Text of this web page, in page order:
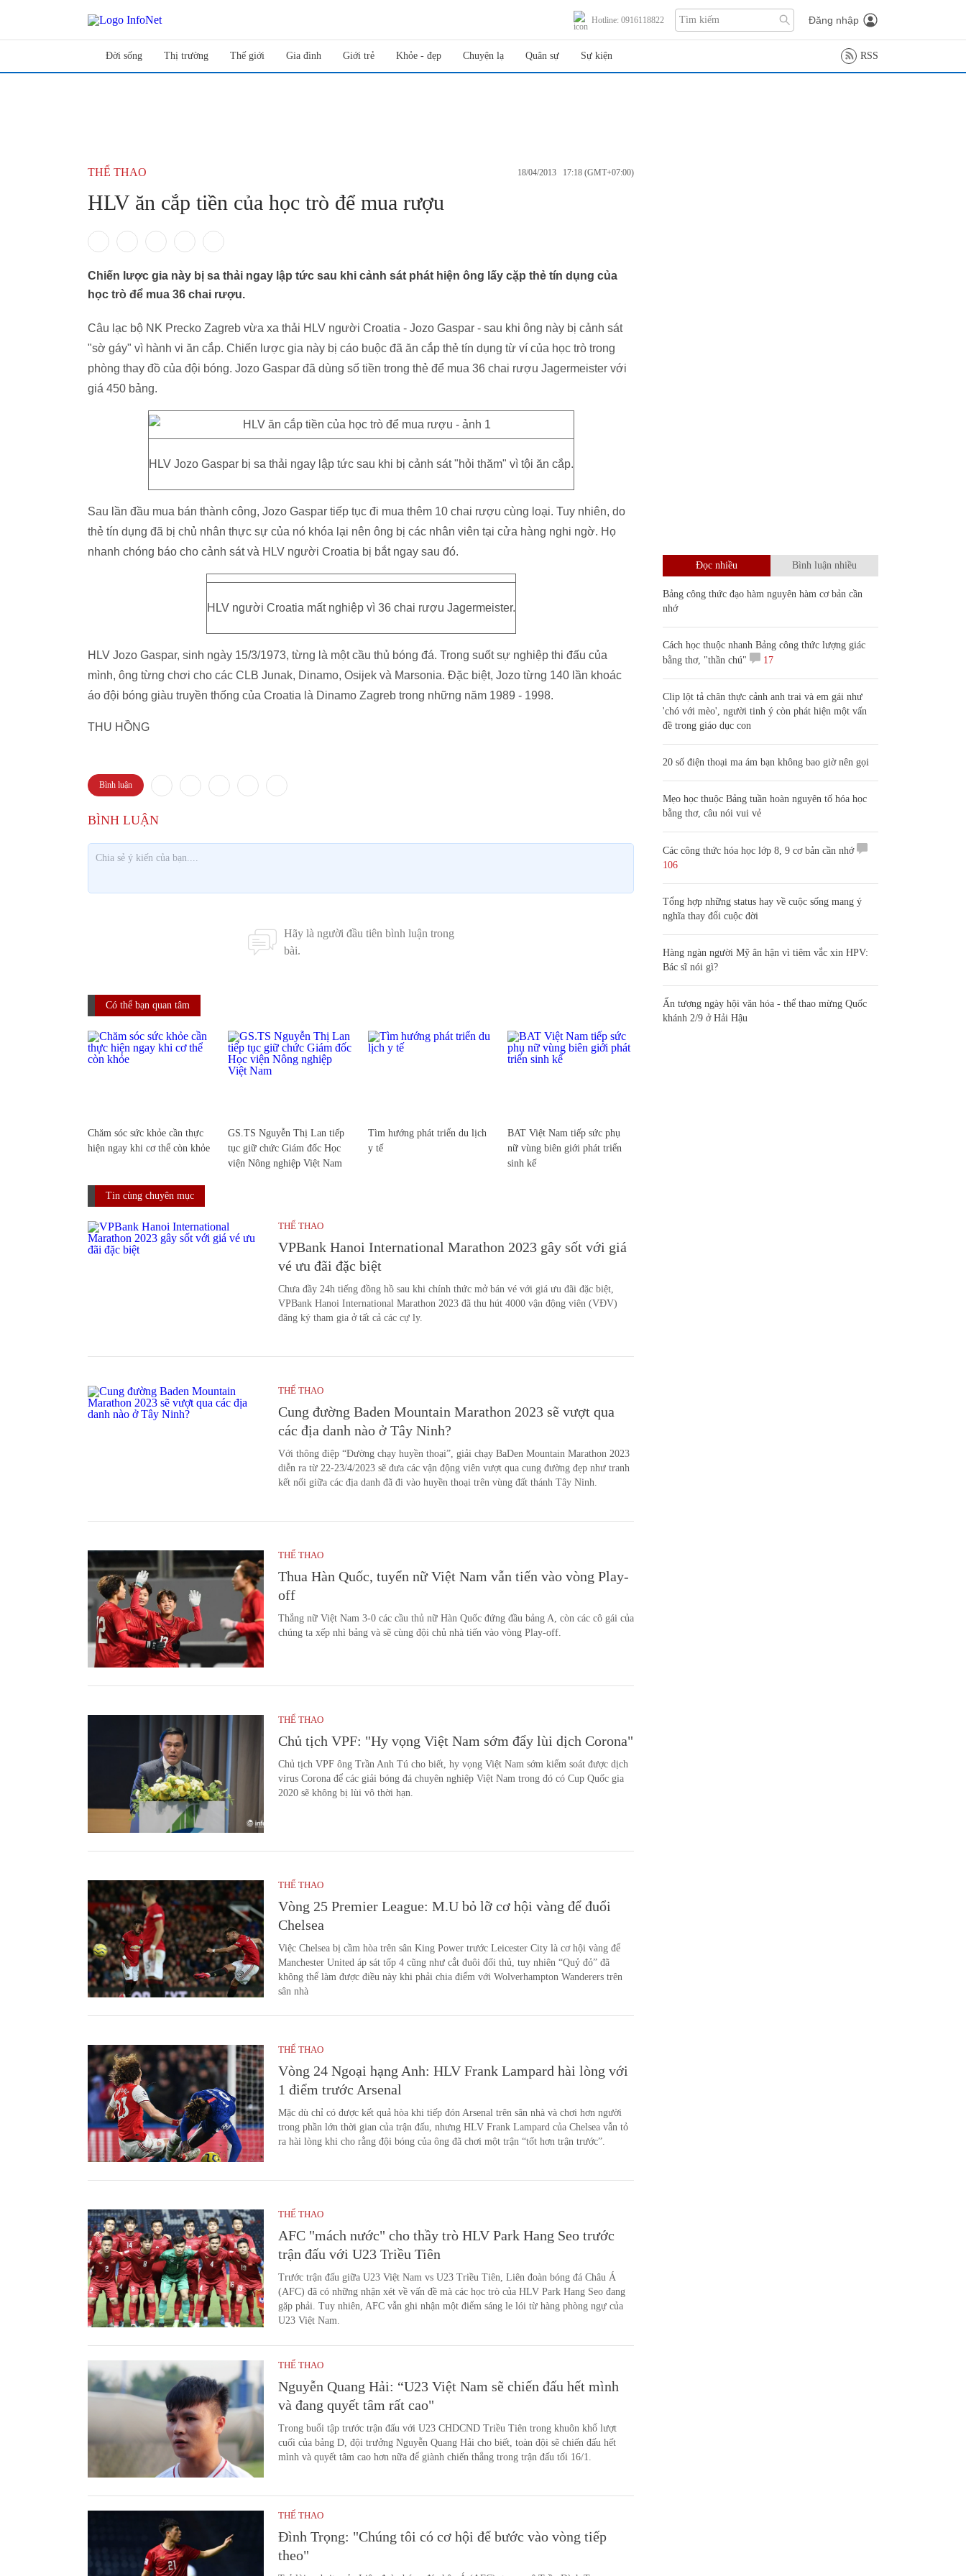
Hotline: 0916118822 Đăng nhập
Đời sống Thị trường Thế giới Gia đình Giới trẻ Khỏe - đẹp Chuyện lạ Quân sự Sự kiện RSS
THỂ THAO 18/04/2013 17:18 (GMT+07:00)
HLV ăn cắp tiền của học trò để mua rượu
Chiến lược gia này bị sa thải ngay lập tức sau khi cảnh sát phát hiện ông lấy cặp thẻ tín dụng của
học trò để mua 36 chai rượu.
Câu lạc bộ NK Precko Zagreb vừa xa thải HLV người Croatia - Jozo Gaspar - sau khi ông này bị cảnh sát
"sờ gáy" vì hành vi ăn cắp. Chiến lược gia này bị cáo buộc đã ăn cắp thẻ tín dụng từ ví của học trò trong
phòng thay đồ của đội bóng. Jozo Gaspar đã dùng số tiền trong thẻ để mua 36 chai rượu Jagermeister với
giá 450 bảng.
HLV Jozo Gaspar bị sa thải ngay lập tức sau khi bị cảnh sát "hỏi thăm" vì tội ăn cắp.
Sau lần đầu mua bán thành công, Jozo Gaspar tiếp tục đi mua thêm 10 chai rượu cùng loại. Tuy nhiên, do
thẻ tín dụng đã bị chủ nhân thực sự của nó khóa lại nên ông bị các nhân viên tại cửa hàng nghi ngờ. Họ
nhanh chóng báo cho cảnh sát và HLV người Croatia bị bắt ngay sau đó.
HLV người Croatia mất nghiệp vì 36 chai rượu Jagermeister.
HLV Jozo Gaspar, sinh ngày 15/3/1973, từng là một cầu thủ bóng đá. Trong suốt sự nghiệp thi đấu của
mình, ông từng chơi cho các CLB Junak, Dinamo, Osijek và Marsonia. Đặc biệt, Jozo từng 140 lần khoác
áo đội bóng giàu truyền thống của Croatia là Dinamo Zagreb trong những năm 1989 - 1998.
THU HỒNG
Bình luận
Có thể bạn quan tâm
Chăm sóc sức khỏe cần thực
hiện ngay khi cơ thể còn khỏe
GS.TS Nguyễn Thị Lan tiếp
tục giữ chức Giám đốc Học
viện Nông nghiệp Việt Nam
Tìm hướng phát triển du lịch
y tế
BAT Việt Nam tiếp sức phụ
nữ vùng biên giới phát triển
sinh kế
Tin cùng chuyên mục
THỂ THAO
VPBank Hanoi International Marathon 2023 gây sốt với giá
vé ưu đãi đặc biệt
Chưa đầy 24h tiếng đồng hồ sau khi chính thức mở bán vé với giá ưu đãi đặc biệt,
VPBank Hanoi International Marathon 2023 đã thu hút 4000 vận động viên (VĐV)
đăng ký tham gia ở tất cả các cự ly.
THỂ THAO
Cung đường Baden Mountain Marathon 2023 sẽ vượt qua
các địa danh nào ở Tây Ninh?
Với thông điệp “Đường chạy huyền thoại”, giải chạy BaDen Mountain Marathon 2023
diễn ra từ 22-23/4/2023 sẽ đưa các vận động viên vượt qua cung đường đẹp như tranh
kết nối giữa các địa danh đã đi vào huyền thoại trên vùng đất thánh Tây Ninh.
THỂ THAO
Thua Hàn Quốc, tuyển nữ Việt Nam vẫn tiến vào vòng Play-
off
Thắng nữ Việt Nam 3-0 các cầu thủ nữ Hàn Quốc đứng đầu bảng A, còn các cô gái của
chúng ta xếp nhì bảng và sẽ cùng đội chủ nhà tiến vào vòng Play-off.
THỂ THAO
Chủ tịch VPF: "Hy vọng Việt Nam sớm đẩy lùi dịch Corona"
Chủ tịch VPF ông Trần Anh Tú cho biết, hy vọng Việt Nam sớm kiểm soát được dịch
virus Corona để các giải bóng đá chuyên nghiệp Việt Nam trong đó có Cup Quốc gia
2020 sẽ không bị lùi vô thời hạn.
THỂ THAO
Vòng 25 Premier League: M.U bỏ lỡ cơ hội vàng để đuổi
Chelsea
Việc Chelsea bị cầm hòa trên sân King Power trước Leicester City là cơ hội vàng để
Manchester United áp sát tốp 4 cũng như cắt đuôi đối thủ, tuy nhiên “Quỷ đỏ” đã
không thể làm được điều này khi phải chia điểm với Wolverhampton Wanderers trên
sân nhà
THỂ THAO
Vòng 24 Ngoại hạng Anh: HLV Frank Lampard hài lòng với
1 điểm trước Arsenal
Mặc dù chỉ có được kết quả hòa khi tiếp đón Arsenal trên sân nhà và chơi hơn người
trong phần lớn thời gian của trận đấu, nhưng HLV Frank Lampard của Chelsea vẫn tỏ
ra hài lòng khi cho rằng đội bóng của ông đã chơi một trận “tốt hơn trận trước”.
THỂ THAO
AFC "mách nước" cho thầy trò HLV Park Hang Seo trước
trận đấu với U23 Triều Tiên
Trước trận đấu giữa U23 Việt Nam vs U23 Triều Tiên, Liên đoàn bóng đá Châu Á
(AFC) đã có những nhận xét về vấn đề mà các học trò của HLV Park Hang Seo đang
gặp phải. Tuy nhiên, AFC vẫn ghi nhận một điểm sáng le lói từ hàng phòng ngự của
U23 Việt Nam.
THỂ THAO
Nguyễn Quang Hải: “U23 Việt Nam sẽ chiến đấu hết mình
và đang quyết tâm rất cao"
Trong buổi tập trước trận đấu với U23 CHDCND Triều Tiên trong khuôn khổ lượt
cuối của bảng D, đội trưởng Nguyễn Quang Hải cho biết, toàn đội sẽ chiến đấu hết
mình và quyết tâm cao hơn nữa để giành chiến thắng trong trận đấu tối 16/1.
THỂ THAO
Đình Trọng: "Chúng tôi có cơ hội để bước vào vòng tiếp
theo"
Đọc nhiều Bình luận nhiều
Bảng công thức đạo hàm nguyên hàm cơ bản cần
nhớ
Cách học thuộc nhanh Bảng công thức lượng giác
bằng thơ, "thần chú"
17
Clip lột tả chân thực cảnh anh trai và em gái như
'chó với mèo', người tinh ý còn phát hiện một vấn
đề trong giáo dục con
20 số điện thoại ma ám bạn không bao giờ nên gọi
Mẹo học thuộc Bảng tuần hoàn nguyên tố hóa học
bằng thơ, câu nói vui vẻ
Các công thức hóa học lớp 8, 9 cơ bản cần nhớ
106
Tổng hợp những status hay về cuộc sống mang ý
nghĩa thay đổi cuộc đời
Hàng ngàn người Mỹ ân hận vì tiêm vắc xin HPV:
Bác sĩ nói gì?
Ấn tượng ngày hội văn hóa - thể thao mừng Quốc
khánh 2/9 ở Hải Hậu